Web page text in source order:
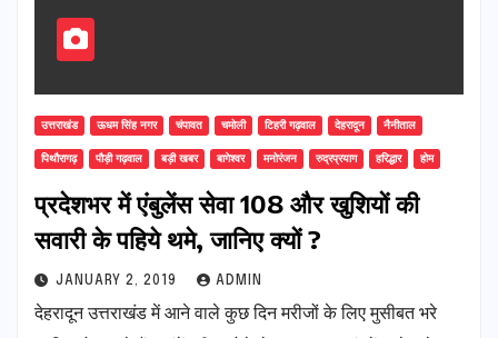
उत्तराखंड ऊधम सिंह नगर चंपावत चमोली टिहरी गढ़वाल देहरादून नैनीताल
पिथौरागढ़ पौड़ी गढ़वाल बड़ी खबर बागेश्वर मनोरंजन रुद्रप्रयाग हरिद्धार होम
प्रदेशभर में एंबुलेंस सेवा 108 और खुशियों की
सवारी के पहिये थमे, जानिए क्यों ?
JANUARY 2, 2019 ADMIN
देहरादून उत्तराखंड में आने वाले कुछ दिन मरीजों के लिए मुसीबत भरे